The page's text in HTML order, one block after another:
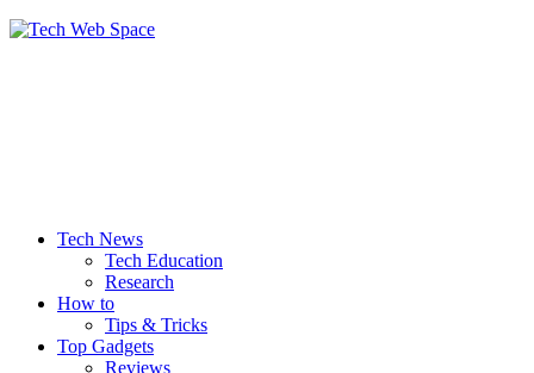
Tech News
Tech Education
Research
How to
Tips & Tricks
Top Gadgets
Reviews